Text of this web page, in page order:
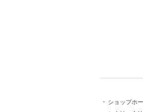
ショップホ